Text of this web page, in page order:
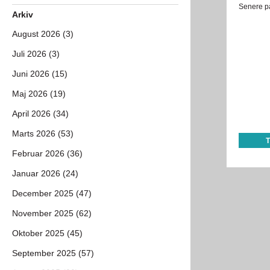
Senere
Arkiv
August 2026 (3)
Juli 2026 (3)
Juni 2026 (15)
Maj 2026 (19)
April 2026 (34)
Marts 2026 (53)
Februar 2026 (36)
Januar 2026 (24)
December 2025 (47)
November 2025 (62)
Oktober 2025 (45)
September 2025 (57)